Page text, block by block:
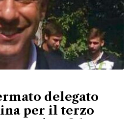
delegato
per il terzo